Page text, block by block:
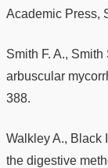
Academic Press,
Smith F. A.,
arbuscular
388.
Walkley A., Black
the digestive